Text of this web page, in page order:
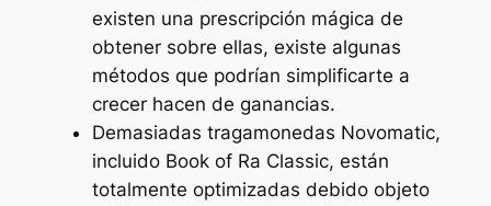
existen una prescripción mágica de
obtener sobre ellas, existe algunas
métodos que podrían simplificarte a
crecer hacen de ganancias.
Demasiadas tragamonedas Novomatic,
incluido Book of Ra Classic, están
totalmente optimizadas debido objeto